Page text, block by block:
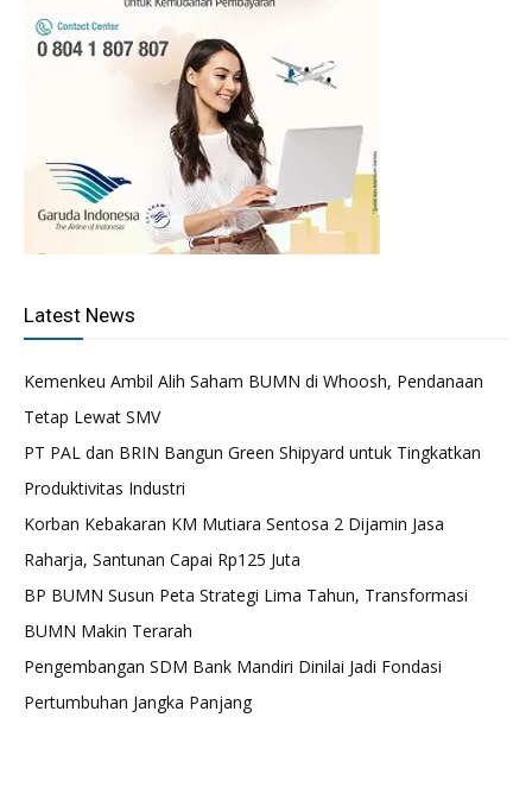
Latest News
Kemenkeu Ambil Alih Saham BUMN di Whoosh, Pendanaan
Tetap Lewat SMV
PT PAL dan BRIN Bangun Green Shipyard untuk Tingkatkan
Produktivitas Industri
Korban Kebakaran KM Mutiara Sentosa 2 Dijamin Jasa
Raharja, Santunan Capai Rp125 Juta
BP BUMN Susun Peta Strategi Lima Tahun, Transformasi
BUMN Makin Terarah
Pengembangan SDM Bank Mandiri Dinilai Jadi Fondasi
Pertumbuhan Jangka Panjang